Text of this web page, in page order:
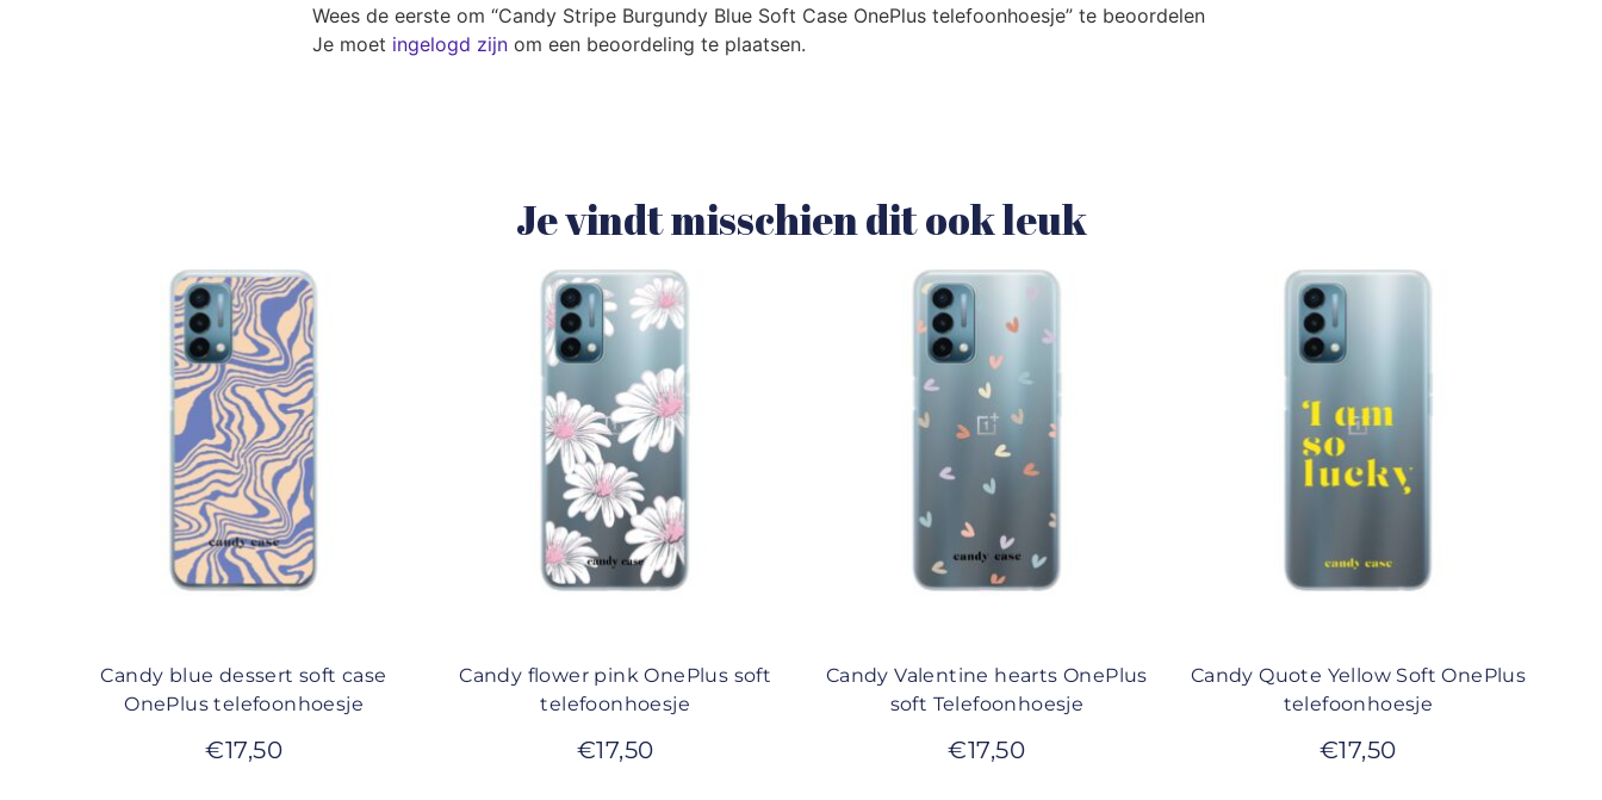
Wees de eerste om “Candy Stripe Burgundy Blue Soft Case OnePlus telefoonhoesje” te beoordelen
Je moet ingelogd zijn om een beoordeling te plaatsen.
Je vindt misschien dit ook leuk
Candy blue dessert soft case
OnePlus telefoonhoesje
€17,50
Candy flower pink OnePlus soft
telefoonhoesje
€17,50
Candy Valentine hearts OnePlus
soft Telefoonhoesje
€17,50
Candy Quote Yellow Soft OnePlus
telefoonhoesje
€17,50